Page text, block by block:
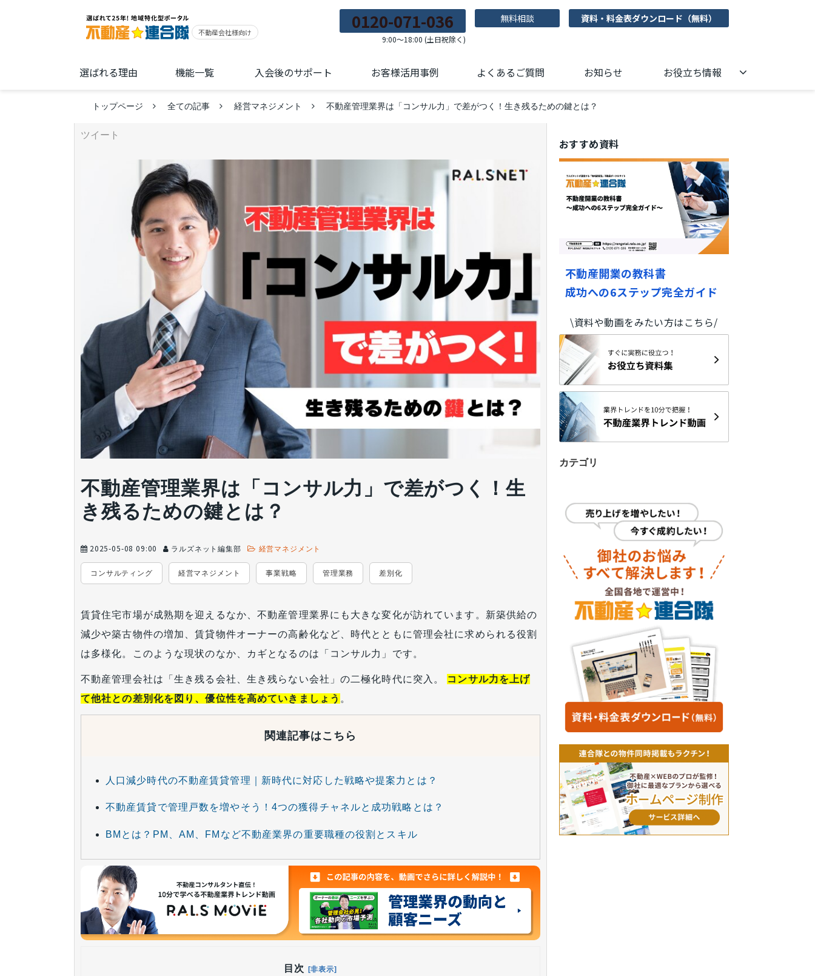
0120-071-036
9:00～18:00 (土日祝除く)
無料相談 資料・料金表ダウンロード（無料）
選ばれる理由 機能一覧 入会後のサポート お客様活用事例 よくあるご質問 お知らせ お役立ち情報
トップページ 全ての記事 経営マネジメント 不動産管理業界は「コンサル力」で差がつく！生き残るための鍵とは？
ツイート
不動産管理業界は「コンサル力」で差がつく！生
き残るための鍵とは？
2025-05-08 09:00 ラルズネット編集部 経営マネジメント
コンサルティング 経営マネジメント 事業戦略 管理業務 差別化
賃貸住宅市場が成熟期を迎えるなか、不動産管理業界にも大きな変化が訪れています。新築供給の
減少や築古物件の増加、賃貸物件オーナーの高齢化など、時代とともに管理会社に求められる役割
は多様化。このような現状のなか、カギとなるのは「コンサル力」です。
不動産管理会社は「生き残る会社、生き残らない会社」の二極化時代に突入。 コンサル力を上げ
て他社との差別化を図り、優位性を高めていきましょう 。
関連記事はこちら
人口減少時代の不動産賃貸管理｜新時代に対応した戦略や提案力とは？
不動産賃貸で管理戸数を増やそう！4つの獲得チャネルと成功戦略とは？
BMとは？PM、AM、FMなど不動産業界の重要職種の役割とスキル
目次 [非表示]
おすすめ資料
不動産開業の教科書
成功への6ステップ完全ガイド
\資料や動画をみたい方はこちら/
カテゴリ